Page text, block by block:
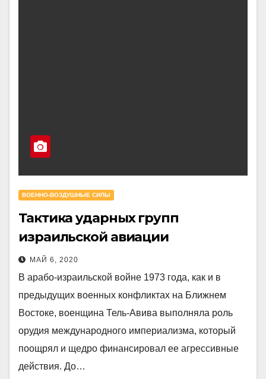
ВОЕННО-ВОЗДУШНЫЕ СИЛЫ
Тактика ударных групп
израильской авиации
МАЙ 6, 2020
В арабо-израильской войне 1973 года, как и в
предыдущих военных конфликтах на Ближнем
Востоке, военщина Тель-Авива выполняла роль
орудия международного империализма, который
поощрял и щедро финансировал ее агрессивные
действия. До…